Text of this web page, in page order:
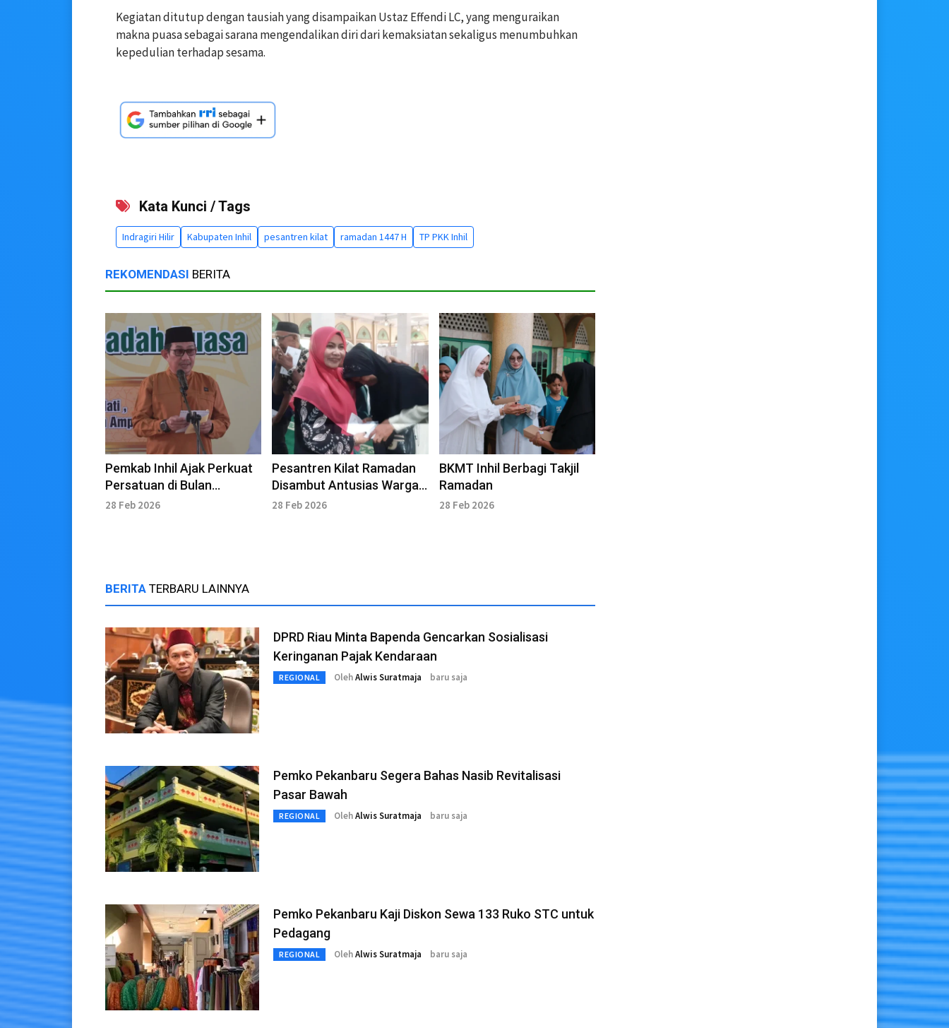
Kegiatan ditutup dengan tausiah yang disampaikan Ustaz Effendi LC, yang menguraikan
makna puasa sebagai sarana mengendalikan diri dari kemaksiatan sekaligus menumbuhkan
kepedulian terhadap sesama.
Kata Kunci / Tags
Indragiri Hilir Kabupaten Inhil pesantren kilat ramadan 1447 H TP PKK Inhil
REKOMENDASI BERITA
Pemkab Inhil Ajak Perkuat
Persatuan di Bulan
Ramadan
28 Feb 2026
Pesantren Kilat Ramadan
Disambut Antusias Warga
Inhil
28 Feb 2026
BKMT Inhil Berbagi Takjil
Ramadan
28 Feb 2026
BERITA TERBARU LAINNYA
DPRD Riau Minta Bapenda Gencarkan Sosialisasi
Keringanan Pajak Kendaraan
REGIONAL OlehAlwis Suratmaja baru saja
Pemko Pekanbaru Segera Bahas Nasib Revitalisasi
Pasar Bawah
REGIONAL OlehAlwis Suratmaja baru saja
Pemko Pekanbaru Kaji Diskon Sewa 133 Ruko STC untuk
Pedagang
REGIONAL OlehAlwis Suratmaja baru saja